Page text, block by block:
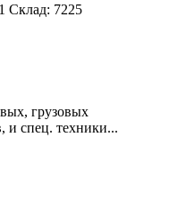
Склад: 7225
грузовых
и спец. техники...